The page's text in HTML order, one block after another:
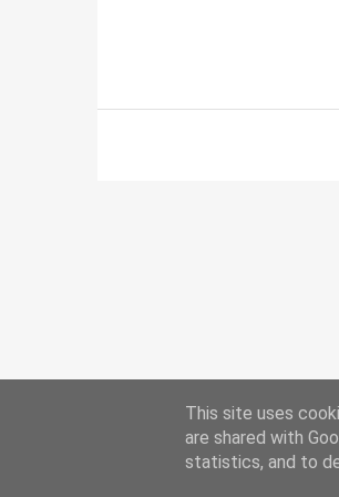
This site uses
are shared with
statistics, and to